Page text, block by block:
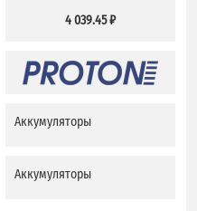
4 039.45 ₽
Аккумуляторы
Аккумуляторы